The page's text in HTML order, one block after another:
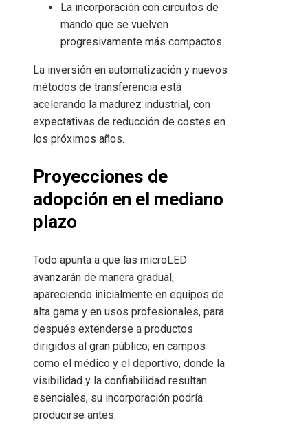
La incorporación con circuitos de
mando que se vuelven
progresivamente más compactos.
La inversión en automatización y nuevos
métodos de transferencia está
acelerando la madurez industrial, con
expectativas de reducción de costes en
los próximos años.
Proyecciones de
adopción en el mediano
plazo
Todo apunta a que las microLED
avanzarán de manera gradual,
apareciendo inicialmente en equipos de
alta gama y en usos profesionales, para
después extenderse a productos
dirigidos al gran público; en campos
como el médico y el deportivo, donde la
visibilidad y la confiabilidad resultan
esenciales, su incorporación podría
producirse antes.